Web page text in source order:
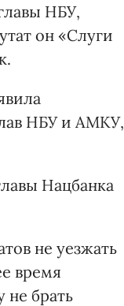
НБУ,
он «Слуги
НБУ и АМКУ,
Нацбанка
не уезжать
время
не брать